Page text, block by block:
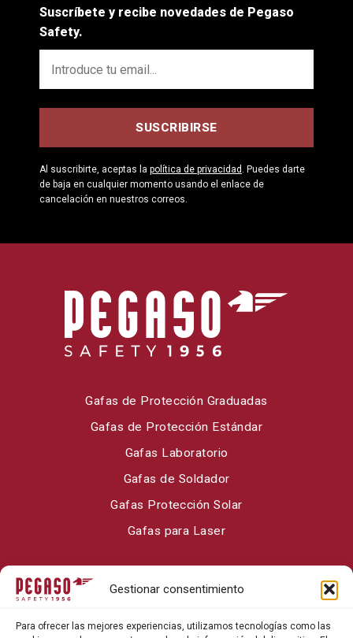
Gestionar consentimiento
Para ofrecer las mejores experiencias, utilizamos tecnologías como las
Suscríbete y recibe novedades de Pegaso
Safety.
Al suscribirte, aceptas la política de privacidad . Puedes darte
de baja en cualquier momento usando el enlace de
cancelación en nuestros correos.
Gafas de Protección Graduadas
Gafas de Protección Estándar
Gafas Laboratorio
Gafas de Soldador
Gafas Protección Solar
Gafas para Laser
Sobre Pegaso Safety